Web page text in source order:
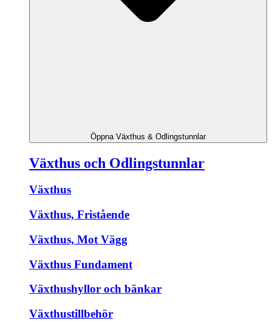
Öppna Växthus & Odlingstunnlar
Växthus och Odlingstunnlar
Växthus
Växthus, Fristående
Växthus, Mot Vägg
Växthus Fundament
Växthushyllor och bänkar
Växthustillbehör